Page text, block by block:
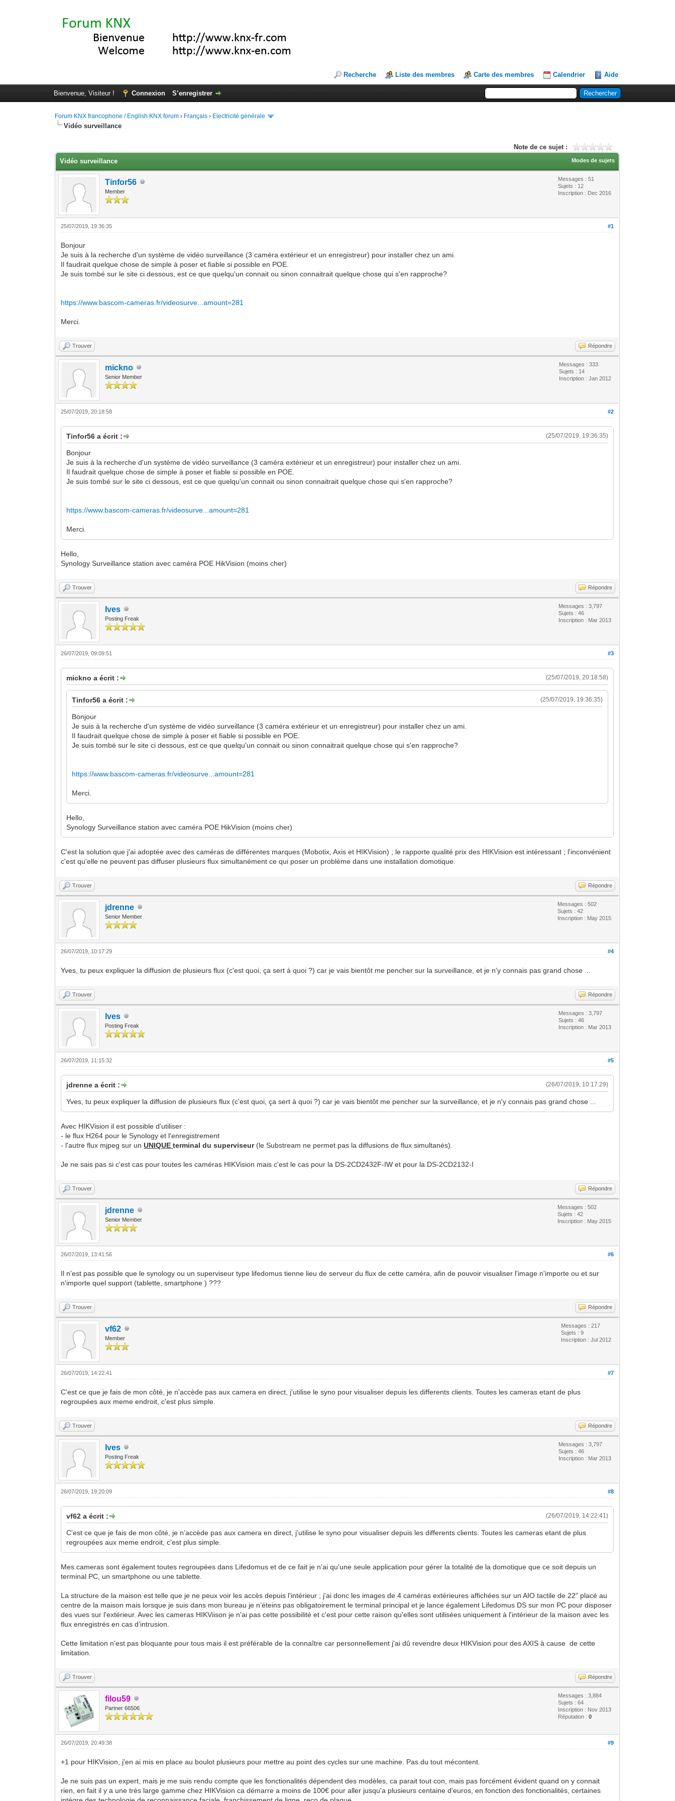
Recherche Liste des membres Carte des membres Calendrier Aide
Bienvenue, Visiteur ! Connexion S’enregistrer
Forum KNX francophone / English KNX forum › Français › Electricité générale
Vidéo surveillance
Note de ce sujet :
Modes de sujets
Vidéo surveillance
Tinfor56
Member
Messages : 51
Sujets : 12
Inscription : Dec 2016
#1
25/07/2019, 19:36:35
Bonjour
Je suis à la recherche d'un système de vidéo surveillance (3 caméra extérieur et un enregistreur) pour installer chez un ami.
Il faudrait quelque chose de simple à poser et fiable si possible en POE.
Je suis tombé sur le site ci dessous, est ce que quelqu'un connait ou sinon connaitrait quelque chose qui s'en rapproche?
https://www.bascom-cameras.fr/videosurve...amount=281
Merci.
Trouver Répondre
mickno
Senior Member
Messages : 333
Sujets : 14
Inscription : Jan 2012
#2
25/07/2019, 20:18:58
(25/07/2019, 19:36:35)
Tinfor56 a écrit :
Bonjour
Je suis à la recherche d'un système de vidéo surveillance (3 caméra extérieur et un enregistreur) pour installer chez un ami.
Il faudrait quelque chose de simple à poser et fiable si possible en POE.
Je suis tombé sur le site ci dessous, est ce que quelqu'un connait ou sinon connaitrait quelque chose qui s'en rapproche?
https://www.bascom-cameras.fr/videosurve...amount=281
Merci.
Hello,
Synology Surveillance station avec caméra POE HikVision (moins cher)
Trouver Répondre
Ives
Posting Freak
Messages : 3,797
Sujets : 46
Inscription : Mar 2013
#3
26/07/2019, 09:09:51
(25/07/2019, 20:18:58)
mickno a écrit :
(25/07/2019, 19:36:35)
Tinfor56 a écrit :
Bonjour
Je suis à la recherche d'un système de vidéo surveillance (3 caméra extérieur et un enregistreur) pour installer chez un ami.
Il faudrait quelque chose de simple à poser et fiable si possible en POE.
Je suis tombé sur le site ci dessous, est ce que quelqu'un connait ou sinon connaitrait quelque chose qui s'en rapproche?
https://www.bascom-cameras.fr/videosurve...amount=281
Merci.
Hello,
Synology Surveillance station avec caméra POE HikVision (moins cher)
C'est la solution que j'ai adoptée avec des caméras de différentes marques (Mobotix, Axis et HIKVision) ; le rapporte qualité prix des HIKVision est intéressant ; l'inconvénient
c'est qu'elle ne peuvent pas diffuser plusieurs flux simultanément ce qui poser un problème dans une installation domotique.
Trouver Répondre
jdrenne
Senior Member
Messages : 502
Sujets : 42
Inscription : May 2015
#4
26/07/2019, 10:17:29
Yves, tu peux expliquer la diffusion de plusieurs flux (c'est quoi, ça sert à quoi ?) car je vais bientôt me pencher sur la surveillance, et je n'y connais pas grand chose ...
Trouver Répondre
Ives
Posting Freak
Messages : 3,797
Sujets : 46
Inscription : Mar 2013
#5
26/07/2019, 11:15:32
(26/07/2019, 10:17:29)
jdrenne a écrit :
Yves, tu peux expliquer la diffusion de plusieurs flux (c'est quoi, ça sert à quoi ?) car je vais bientôt me pencher sur la surveillance, et je n'y connais pas grand chose ...
Avec HIKVision il est possible d'utiliser :
- le flux H264 pour le Synology et l'enregistrement
- l'autre flux mjpeg sur unUNIQUEterminal du superviseur (le Substream ne permet pas la diffusions de flux simultanés).
Je ne sais pas si c'est cas pour toutes les caméras HIKVision mais c'est le cas pour la DS-2CD2432F-IW et pour la DS-2CD2132-I
Trouver Répondre
jdrenne
Senior Member
Messages : 502
Sujets : 42
Inscription : May 2015
#6
26/07/2019, 13:41:56
Il n'est pas possible que le synology ou un superviseur type lifedomus tienne lieu de serveur du flux de cette caméra, afin de pouvoir visualiser l'image n'importe ou et sur
n'importe quel support (tablette, smartphone ) ???
Trouver Répondre
vf62
Member
Messages : 217
Sujets : 9
Inscription : Jul 2012
#7
26/07/2019, 14:22:41
C'est ce que je fais de mon côté, je n’accède pas aux camera en direct, j'utilise le syno pour visualiser depuis les differents clients. Toutes les cameras etant de plus
regroupées aux meme endroit, c'est plus simple.
Trouver Répondre
Ives
Posting Freak
Messages : 3,797
Sujets : 46
Inscription : Mar 2013
#8
26/07/2019, 19:20:09
(26/07/2019, 14:22:41)
vf62 a écrit :
C'est ce que je fais de mon côté, je n’accède pas aux camera en direct, j'utilise le syno pour visualiser depuis les differents clients. Toutes les cameras etant de plus
regroupées aux meme endroit, c'est plus simple.
Mes cameras sont également toutes regroupées dans Lifedomus et de ce fait je n'ai qu'une seule application pour gérer la totalité de la domotique que ce soit depuis un
terminal PC, un smartphone ou une tablette.
La structure de la maison est telle que je ne peux voir les accès depuis l'intérieur ; j'ai donc les images de 4 caméras extérieures affichées sur un AIO tactile de 22" placé au
centre de la maison mais lorsque je suis dans mon bureau je n’éteins pas obligatoirement le terminal principal et je lance également Lifedomus DS sur mon PC pour disposer
des vues sur l'extérieur. Avec les cameras HIKViison je n'ai pas cette possibilité et c'est pour cette raison qu'elles sont utilisées uniquement à l'intérieur de la maison avec les
flux enregistrés en cas d’intrusion.
Cette limitation n'est pas bloquante pour tous mais il est préférable de la connaître car personnellement j'ai dû revendre deux HIKVision pour des AXIS à cause de cette
limitation.
Trouver Répondre
filou59
Partner 66506
Messages : 3,884
Sujets : 64
Inscription : Nov 2013
Réputation :0
#9
26/07/2019, 20:49:38
+1 pour HIKVision, j'en ai mis en place au boulot plusieurs pour mettre au point des cycles sur une machine. Pas du tout mécontent.
Je ne suis pas un expert, mais je me suis rendu compte que les fonctionalités dépendent des modèles, ca parait tout con, mais pas forcément évident quand on y connait
rien, en fait il y a une très large gamme chez HIKVision ca démarre a moins de 100€ pour aller jusqu'a plusieurs centaine d'euros, en fonction des fonctionalités, certaines